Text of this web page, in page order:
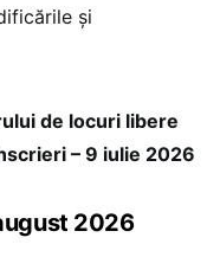
și
de locuri libere
– 9 iulie 2026
2026